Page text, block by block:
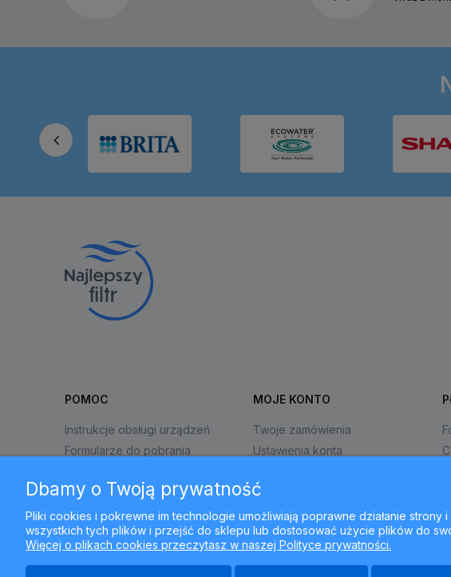
POMOC
Instrukcje obsługi urządzeń
Formularze do pobrania
MOJE KONTO
Twoje zamówienia
Ustawienia konta
Dbamy o Twoją prywatność
Pliki cookies i pokrewne im technologie umożliwiają poprawne działanie
wszystkich tych plików i przejść do sklepu lub dostosować użycie plików do
Więcej o plikach cookies przeczytasz w naszej Polityce prywatności.